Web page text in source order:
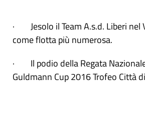
· Jesolo il Team A.s.d. Liberi nel
come flotta più numerosa.
· Il podio della Regata
Guldmann Cup 2016 Trofeo Città